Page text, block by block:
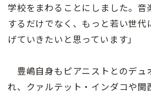
学校をまわることにしました。音
するだけでなく、もっと若い世
げていきたいと思っています」
豊嶋自身もピアニストとのデュ
れ、クァルテット・インダコや